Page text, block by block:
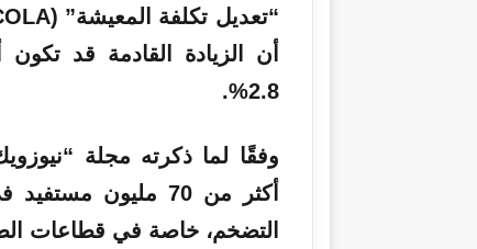
ك
ت
ي
ا
أن الزيادة القادمة قد
2.8%.
وفقًا لما ذكرته مجلة
أكثر من 70 مليون
التضخم، خاصة في قطاعات